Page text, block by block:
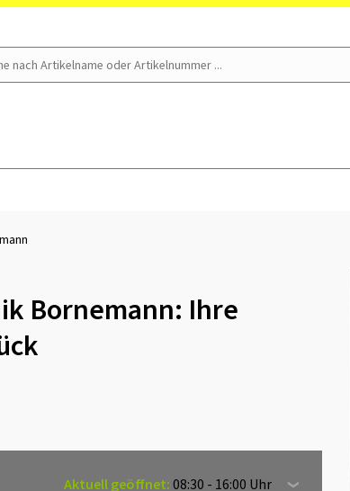
Bornemann: Ihre
Aktuell geöffnet:08:30 - 16:00 Uhr